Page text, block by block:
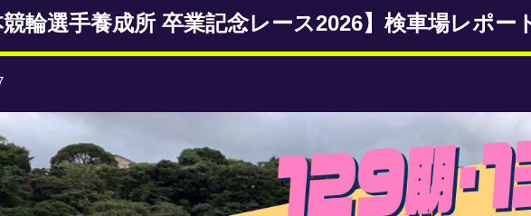
競輪選手養成所 卒業記念レース2026】検車場レポー